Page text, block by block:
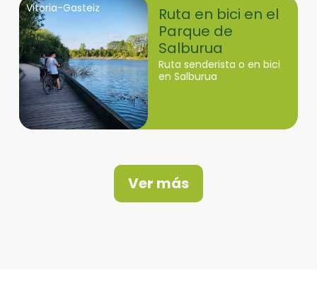
Vitoria-Gasteiz
Ruta en bici en el
Parque de
Salburua
Ruta senderista o en bici
en Salburua
Ver más